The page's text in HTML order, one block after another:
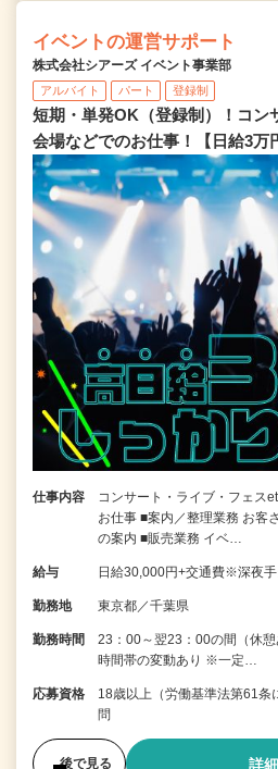
イベントの運営サポート
株式会社シアーズ イベント事業部
アルバイト パート 登録制
短期・単発OK（登録制）！コン
会場などでのお仕事！【日給3万
仕事内容
コンサート・ライブ・フェス
お仕事 ■案内／整理業務 お客
の案内 ■販売業務 イベ…
給与 日給30,000円+交通費※深夜
勤務地 東京都／千葉県
勤務時間
23：00～翌23：00の間（休
時間帯の変動あり ※一定…
応募資格
18歳以上（労働基準法第61条
問
後で見る 詳